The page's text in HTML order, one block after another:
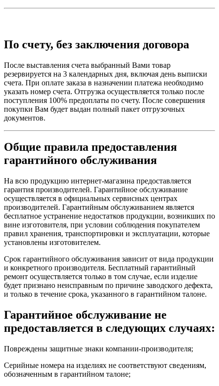
По счету, без заключения договора
После выставления счета выбранный Вами товар
резервируется на 3 календарных дня, включая день выписки
счета. При оплате заказа в назначении платежа необходимо
указать номер счета. Отгрузка осуществляется только после
поступления 100% предоплаты по счету. После совершения
покупки Вам будет выдан полный пакет отгрузочных
документов.
Общие правила предоставления
гарантийного обслуживания
На всю продукцию интернет-магазина предоставляется
гарантия производителей. Гарантийное обслуживание
осуществляется в официальных сервисных центрах
производителей. Гарантийным обслуживанием является
бесплатное устранение недостатков продукции, возникших по
вине изготовителя, при условии соблюдения покупателем
правил хранения, транспортировки и эксплуатации, которые
установлены изготовителем.
Срок гарантийного обслуживания зависит от вида продукции
и конкретного производителя. Бесплатный гарантийный
ремонт осуществляется только в том случае, если изделие
будет признано неисправным по причине заводского дефекта,
и только в течение срока, указанного в гарантийном талоне.
Гарантийное обслуживание не
предоставляется в следующих случаях:
Повреждены защитные знаки компании-производителя;
Серийные номера на изделиях не соответствуют сведениям,
обозначенным в гарантийном талоне;